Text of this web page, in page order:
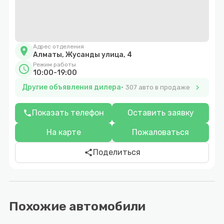
location_on Адрес отделения
Алматы, Жусанды улица, 4
schedule Режим работы
10:00-19:00
Другие объявления дилера
307 авто в продаже chevron_right
phoneПоказать телефон Оставить заявку
На карте Пожаловаться
shareПоделиться
Похожие автомобили